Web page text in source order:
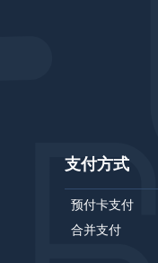
支付方式
预付卡支付
合并支付